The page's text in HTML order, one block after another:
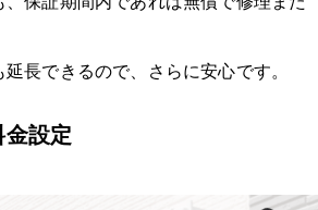
長できるので、さらに安心です。
金設定